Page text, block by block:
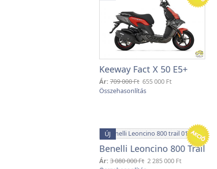
Keeway Fact X 50 E5+
Ár: 709 000 Ft 655 000 Ft
ÚJ
Benelli Leoncino 800 Trail
Ár: 3 080 000 Ft 2 285 000 Ft